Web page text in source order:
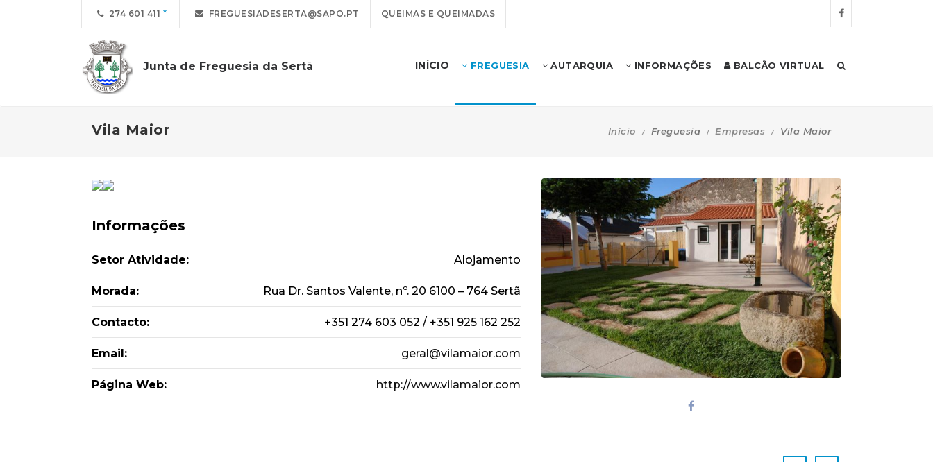
274 601 411 FREGUESIADESERTA@SAPO.PT QUEIMAS E QUEIMADAS
Junta de Freguesia da Sertã INÍCIO FREGUESIA AUTARQUIA INFORMAÇÕES BALCÃO VIRTUAL
Vila Maior Início Freguesia Empresas Vila Maior
Informações
Setor Atividade: Alojamento
Morada: Rua Dr. Santos Valente, nº. 20 6100 – 764 Sertã
Contacto: +351 274 603 052 / +351 925 162 252
Email: geral@vilamaior.com
Página Web: http://www.vilamaior.com